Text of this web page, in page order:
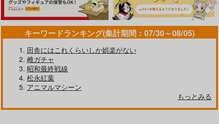
キーワードランキング(集計期間：07/30～08/05)
田舎にはこれくらいしか娯楽がない
雌ガチャ
昭和最終戦線
松永紅葉
アニマルマシーン
もっとみる